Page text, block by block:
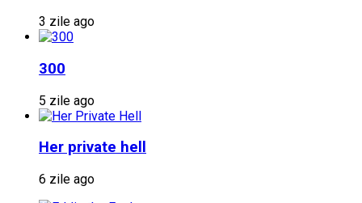
3 zile ago
300
5 zile ago
Her private hell
6 zile ago